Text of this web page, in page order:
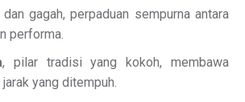
gagah, perpaduan sempurna antara
performa.
, pilar tradisi yang kokoh, membawa
yang ditempuh.